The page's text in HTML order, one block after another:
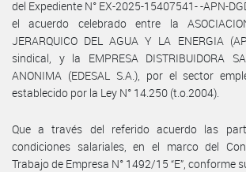
del Expediente N° EX-2025-15407541- -APN-
el acuerdo celebrado entre la
JERARQUICO DEL AGUA Y LA ENERGIA
sindical, y la EMPRESA DISTRIBUIDORA
ANONIMA (EDESAL S.A.), por el sector
establecido por la Ley N° 14.250 (t.o.2004).
Que a través del referido acuerdo las
condiciones salariales, en el marco del
Trabajo de Empresa N° 1492/15 “E”, conforme